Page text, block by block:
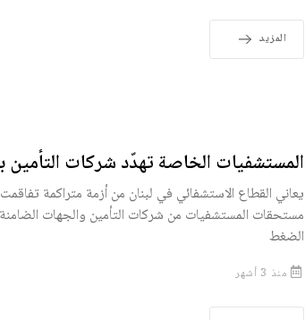
المزيد
المستشفيات الخاصة تهدّد شركات التأمين
يعاني القطاع الاستشفائي في لبنان من أزمة متراكمة
مستحقات المستشفيات من شركات التأمين والجهات
الضغط
منذ 3 أشهر